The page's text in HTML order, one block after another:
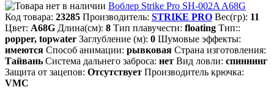
Воблер Strike Pro SH-002A A68G
Код товара: 23285 Производитель: STRIKE PRO Вес(гр): 11
Цвет: A68G Длина(см): 8 Тип плавучести: floating Тип::
popper, topwater Заглубление (м): 0 Шумовые эффекты:
имеются Способ анимации: рывковая Страна изготовления:
Тайвань Система дальнего заброса: нет Вид ловли: спиннинг
Защита от зацепов: Отсутствует Производитель крючка:
VMC